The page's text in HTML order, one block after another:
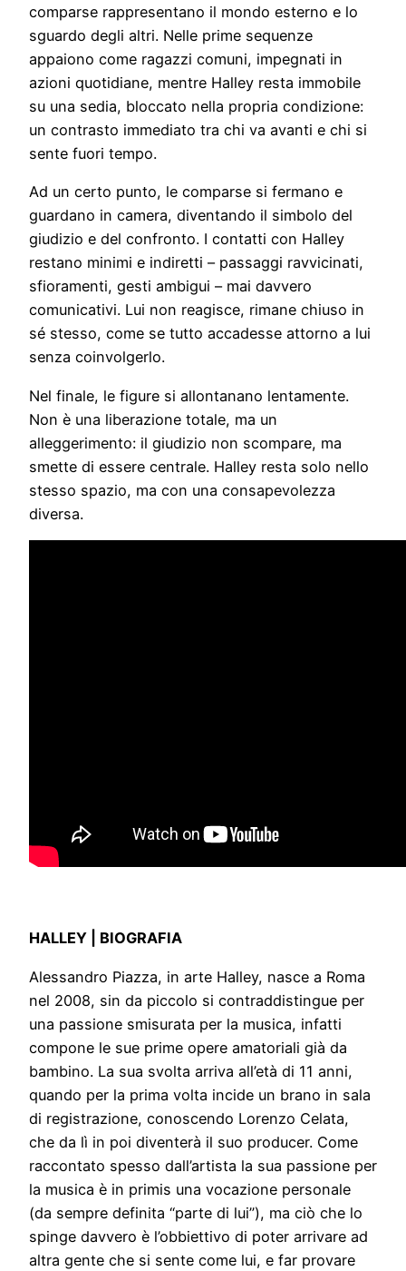
comparse rappresentano il mondo esterno e lo
sguardo degli altri. Nelle prime sequenze
appaiono come ragazzi comuni, impegnati in
azioni quotidiane, mentre Halley resta immobile
su una sedia, bloccato nella propria condizione:
un contrasto immediato tra chi va avanti e chi si
sente fuori tempo.
Ad un certo punto, le comparse si fermano e
guardano in camera, diventando il simbolo del
giudizio e del confronto. I contatti con Halley
restano minimi e indiretti – passaggi ravvicinati,
sfioramenti, gesti ambigui – mai davvero
comunicativi. Lui non reagisce, rimane chiuso in
sé stesso, come se tutto accadesse attorno a lui
senza coinvolgerlo.
Nel finale, le figure si allontanano lentamente.
Non è una liberazione totale, ma un
alleggerimento: il giudizio non scompare, ma
smette di essere centrale. Halley resta solo nello
stesso spazio, ma con una consapevolezza
diversa.
HALLEY | BIOGRAFIA
Alessandro Piazza, in arte Halley, nasce a Roma
nel 2008, sin da piccolo si contraddistingue per
una passione smisurata per la musica, infatti
compone le sue prime opere amatoriali già da
bambino. La sua svolta arriva all’età di 11 anni,
quando per la prima volta incide un brano in sala
di registrazione, conoscendo Lorenzo Celata,
che da lì in poi diventerà il suo producer. Come
raccontato spesso dall’artista la sua passione per
la musica è in primis una vocazione personale
(da sempre definita “parte di lui”), ma ciò che lo
spinge davvero è l’obbiettivo di poter arrivare ad
altra gente che si sente come lui, e far provare